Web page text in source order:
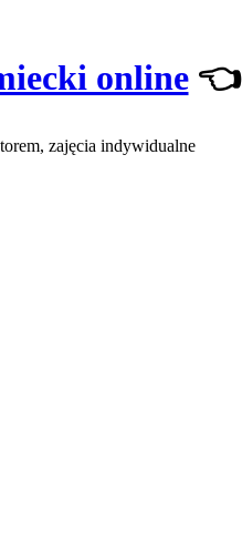
online👈
zajęcia indywidualne